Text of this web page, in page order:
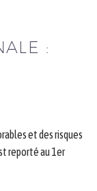
:
et des risques
reporté au 1er